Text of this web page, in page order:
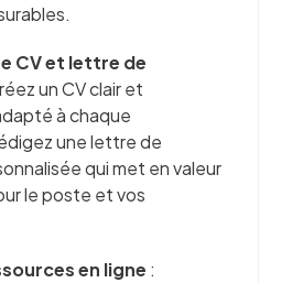
CV et lettre de
un CV clair et
à chaque
une lettre de
qui met en valeur
le poste et vos
en ligne :